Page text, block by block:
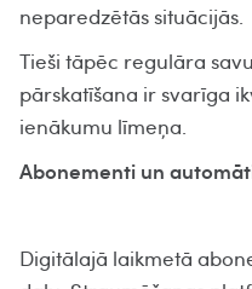
neparedzētās situācijās.
Tieši tāpēc regulāra
pārskatīšana ir svarīga
ienākumu līmeņa.
Abonementi un
Digitālajā laikmetā